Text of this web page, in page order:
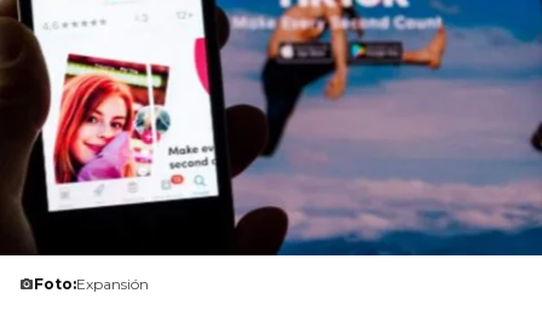
Foto:Expansión